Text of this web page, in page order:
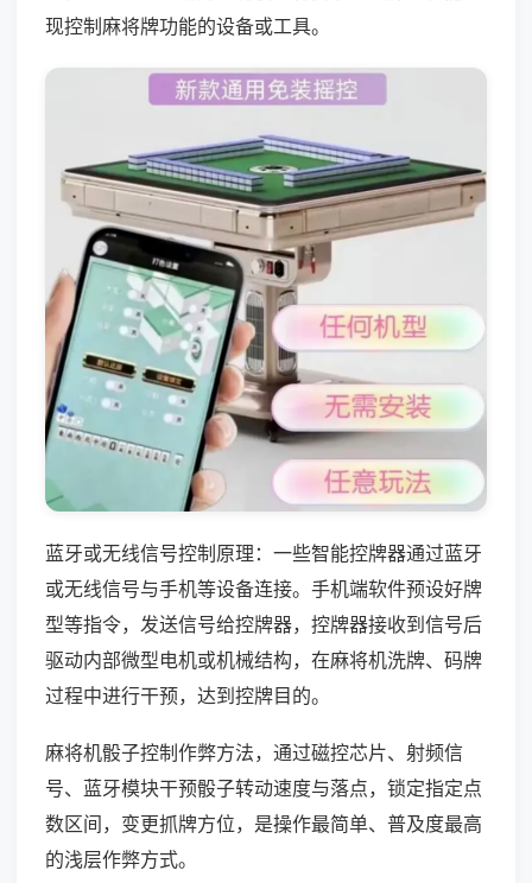
现控制麻将牌功能的设备或工具。
蓝牙或无线信号控制原理：一些智能控牌器通过蓝牙
或无线信号与手机等设备连接。手机端软件预设好牌
型等指令，发送信号给控牌器，控牌器接收到信号后
驱动内部微型电机或机械结构，在麻将机洗牌、码牌
过程中进行干预，达到控牌目的。
麻将机骰子控制作弊方法，通过磁控芯片、射频信
号、蓝牙模块干预骰子转动速度与落点，锁定指定点
数区间，变更抓牌方位，是操作最简单、普及度最高
的浅层作弊方式。